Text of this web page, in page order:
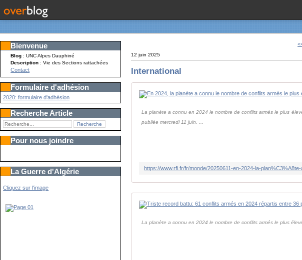
Bienvenue
Blog : UNC Alpes Dauphiné
Description: Vie des Sections rattachées
Contact
Formulaire d'adhésion
2020: formulaire d'adhésion
Recherche Article
Pour nous joindre
La Guerre d'Algérie
Cliquez sur l'image
12 juin 2025
International
La planète a connu en 2024 le nombre de conflits armés le plus
publiée mercredi 11 juin, ...
La planète a connu en 2024 le nombre de conflits armés le plus